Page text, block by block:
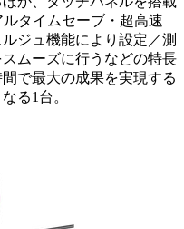
タイムセーブ・超高速
ジュ機能により設定／測
ムーズに行うなどの特長
で最大の成果を実現する
る1台。